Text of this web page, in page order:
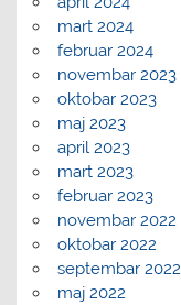
mart 2024
februar 2024
novembar 2023
oktobar 2023
maj 2023
april 2023
mart 2023
februar 2023
novembar 2022
oktobar 2022
septembar 2022
maj 2022